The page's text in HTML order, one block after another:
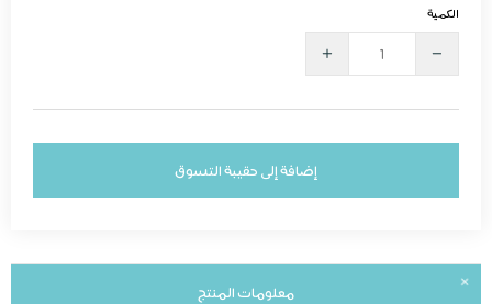
الكمية
إضافة إلى حقيبة التسوق
معلومات المنتج